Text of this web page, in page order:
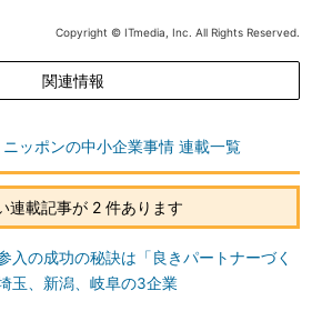
Copyright © ITmedia, Inc. All Rights Reserved.
関連情報
ッポンの中小企業事情 連載一覧
連載記事が 2 件あります
入の成功の秘訣は「良きパートナーづく
玉、新潟、岐阜の3企業